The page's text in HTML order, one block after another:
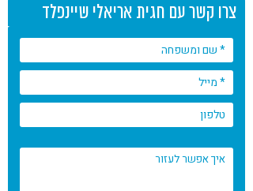
צרו קשר עם חגית אריאלי שיינפלד